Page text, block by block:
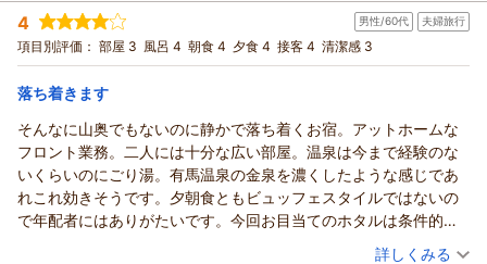
宿泊時期： 2026年06月宿泊 (夫婦旅行)
投稿者： のぶさん(男性/70代)
宿泊プラン： 【グルメ】厳選肉を使用！日本三大和牛「近江牛」すき焼きプ
ラン◆天然水プレゼント◆
和室 朝・夕
宿泊価格帯： 20,001～21,000円(大人一人あたり/税込)
4 男性/60代 夫婦旅行
項目別評価： 部屋 3 風呂 4 朝食 4 夕食 4 接客 4 清潔感 3
落ち着きます
そんなに山奥でもないのに静かで落ち着くお宿。アットホームな
フロント業務。二人には十分な広い部屋。温泉は今まで経験のな
いくらいのにごり湯。有馬温泉の金泉を濃くしたような感じであ
れこれ効きそうです。夕朝食ともビュッフェスタイルではないの
で年配者にはありがたいです。今回お目当てのホタルは条件的に
厳しく少なめだったのが残念でした。宿泊者には特典があるか
（投稿日：2026/07/05）
詳しくみる